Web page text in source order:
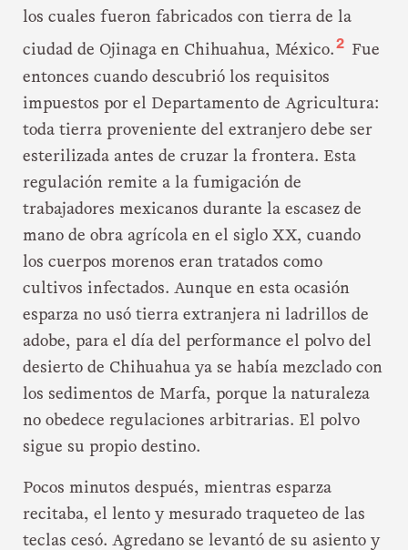
los cuales fueron fabricados con tierra de la
ciudad de Ojinaga en Chihuahua, México.2 Fue
entonces cuando descubrió los requisitos
impuestos por el Departamento de Agricultura:
toda tierra proveniente del extranjero debe ser
esterilizada antes de cruzar la frontera. Esta
regulación remite a la fumigación de
trabajadores mexicanos durante la escasez de
mano de obra agrícola en el siglo XX, cuando
los cuerpos morenos eran tratados como
cultivos infectados. Aunque en esta ocasión
esparza no usó tierra extranjera ni ladrillos de
adobe, para el día del performance el polvo del
desierto de Chihuahua ya se había mezclado con
los sedimentos de Marfa, porque la naturaleza
no obedece regulaciones arbitrarias. El polvo
sigue su propio destino.
Pocos minutos después, mientras esparza
recitaba, el lento y mesurado traqueteo de las
teclas cesó. Agredano se levantó de su asiento y